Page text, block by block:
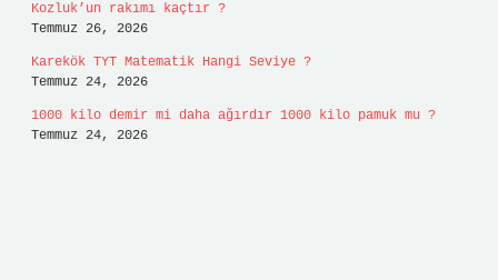
Kozluk’un rakımı kaçtır ?
Temmuz 26, 2026
Karekök TYT Matematik Hangi Seviye ?
Temmuz 24, 2026
1000 kilo demir mi daha ağırdır 1000 kilo pamuk mu ?
Temmuz 24, 2026